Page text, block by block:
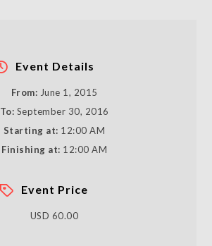
Event Details
From: June 1, 2015
To: September 30, 2016
Starting at: 12:00 AM
Finishing at: 12:00 AM
Event Price
USD 60.00